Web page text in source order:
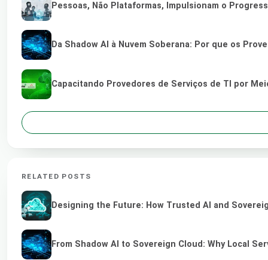
Pessoas, Não Plataformas, Impulsionam o
Da Shadow AI à Nuvem Soberana: Por que os
Capacitando Provedores de Serviços de TI por
RELATED POSTS
Designing the Future: How Trusted AI and
From Shadow AI to Sovereign Cloud: Why Local